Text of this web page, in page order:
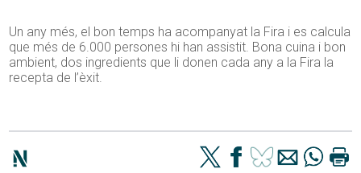
Un any més, el bon temps ha acompanyat la Fira i es calcula
que més de 6.000 persones hi han assistit. Bona cuina i bon
ambient, dos ingredients que li donen cada any a la Fira la
recepta de l’èxit.